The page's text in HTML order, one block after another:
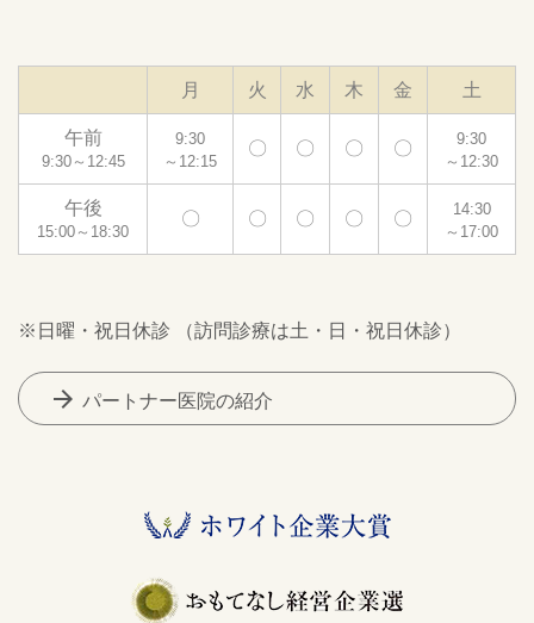
月 火 水 木 金 土
午前
9:30～12:45
9:30
～12:15
〇 〇 〇 〇
9:30
～12:30
午後
15:00～18:30
〇 〇 〇 〇 〇
14:30
～17:00
※日曜・祝日休診 （訪問診療は土・日・祝日休診）
arrow_forward パートナー医院の紹介